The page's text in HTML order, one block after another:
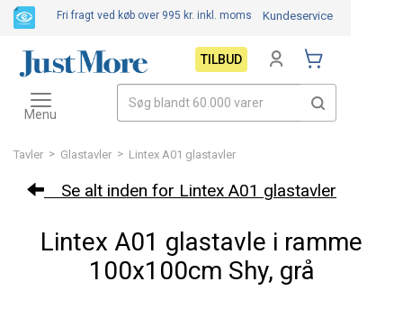
Tavler > Glastavler > Lintex A01 glastavler
Se alt inden for Lintex A01 glastavler
Lintex A01 glastavle i ramme
100x100cm Shy, grå
Fri fragt ved køb over 995 kr. inkl. moms Kundeservice
TILBUD
Toggle
navigation
Menu